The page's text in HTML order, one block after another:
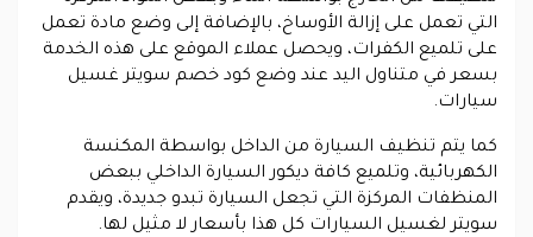
التي تعمل على إزالة الأوساخ، بالإضافة إلى وضع مادة تعمل
على تلميع الكفرات، ويحصل عملاء الموقع على هذه الخدمة
بسعر في متناول اليد عند وضع كود خصم سويتر غسيل
سيارات.
كما يتم تنظيف السيارة من الداخل بواسطة المكنسة
الكهربائية، وتلميع كافة ديكور السيارة الداخلي ببعض
المنظفات المركزة التي تجعل السيارة تبدو جديدة، ويقدم
سويتر لغسيل السيارات كل هذا بأسعار لا مثيل لها.